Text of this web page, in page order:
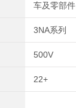
车及零部件
3NA系列
500V
22+